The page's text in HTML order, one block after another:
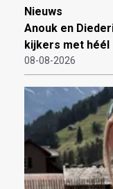
Nieuws
Anouk en
kijkers met héél
08-08-2026